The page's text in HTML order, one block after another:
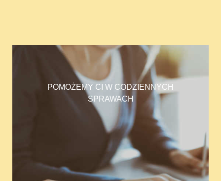
POMOŻEMY CI W CODZIENNYCH
SPRAWACH